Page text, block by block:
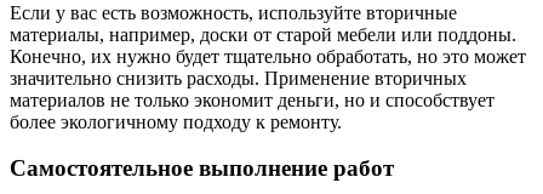
Если у вас есть возможность, используйте вторичные
материалы, например, доски от старой мебели или поддоны.
Конечно, их нужно будет тщательно обработать, но это может
значительно снизить расходы. Применение вторичных
материалов не только экономит деньги, но и способствует
более экологичному подходу к ремонту.
Самостоятельное выполнение работ